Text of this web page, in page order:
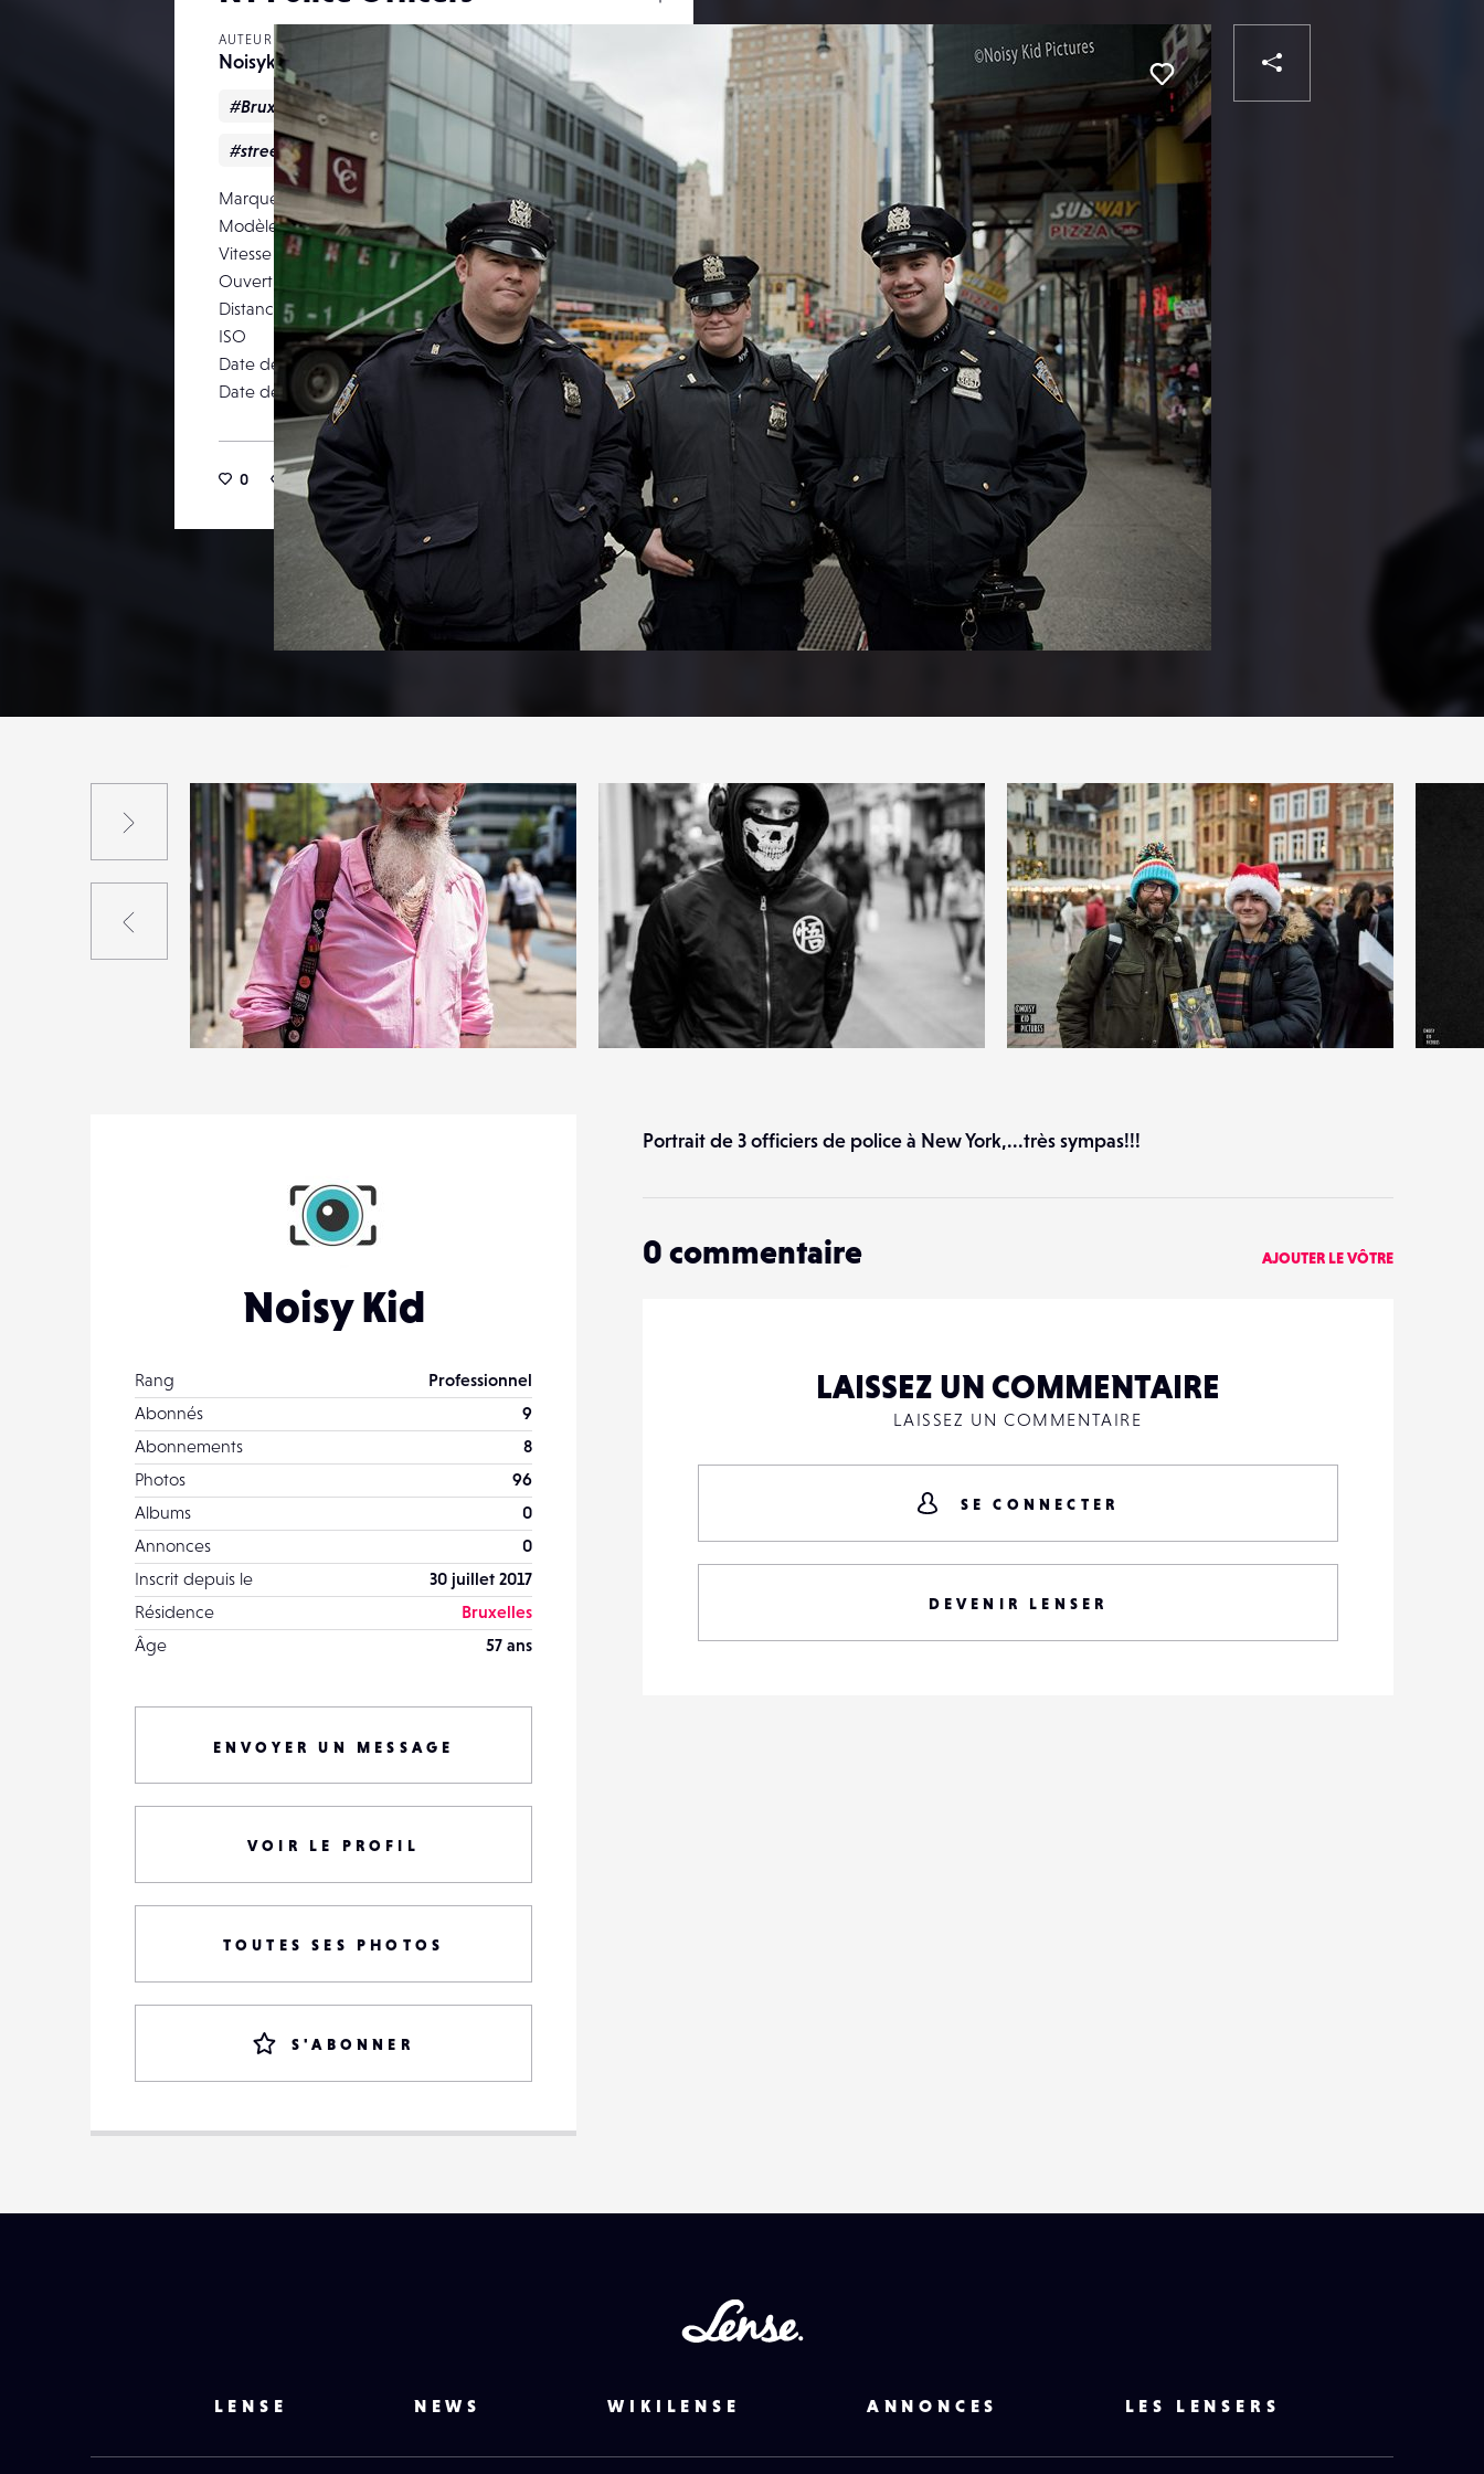
AUTEUR
Noisykid
#Bruxelles #newyork #Portrait
#streetphotography #Streetportrait
Marque
NIKON CORPORATION
Modèle
NIKON D750
Vitesse d’obturation
1/400
Ouverture
Distance focale
27 mm
ISO
100
Date de prise de vue
07 avril 2017
Date de publication
05 août 2017
0 24 0
/
Fermer
Liker
1
38 36
1
25
Suivant
Précédent
Noisy Kid
Rang
Professionnel
Abonnés
9
Abonnements
8
Photos
96
Albums
0
Annonces
0
Inscrit depuis le
30 juillet 2017
Résidence
Bruxelles
Âge
57 ans
ENVOYER UN MESSAGE
VOIR LE PROFIL
TOUTES SES PHOTOS
S'ABONNER
Portrait de 3 officiers de police à New York,...très sympas!!!
0 commentaire AJOUTER LE VÔTRE
LAISSEZ UN COMMENTAIRE
LAISSEZ UN COMMENTAIRE
SE CONNECTER
DEVENIR LENSER
LENSE NEWS WIKILENSE ANNONCES LES LENSERS